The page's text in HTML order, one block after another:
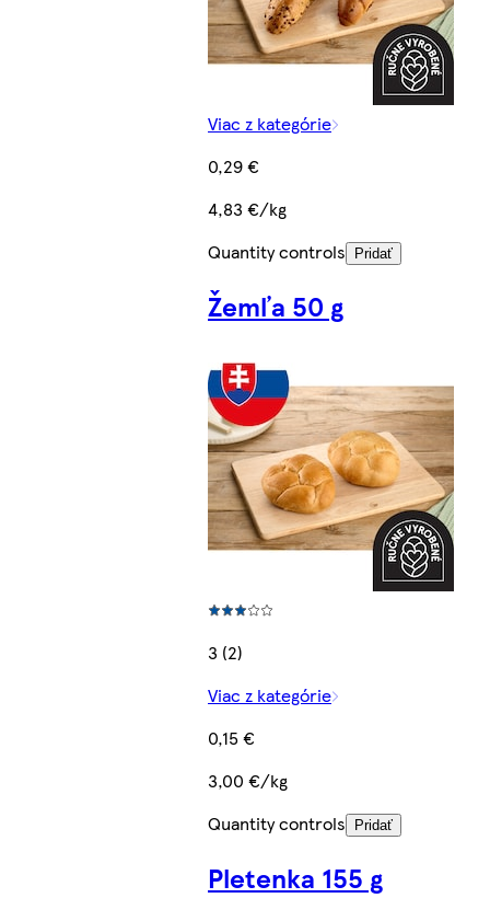
Viac z kategórie
0,29 €
4,83 €/kg
Quantity controls
Pridať
Žemľa 50 g
3 (2)
Viac z kategórie
0,15 €
3,00 €/kg
Quantity controls
Pridať
Pletenka 155 g